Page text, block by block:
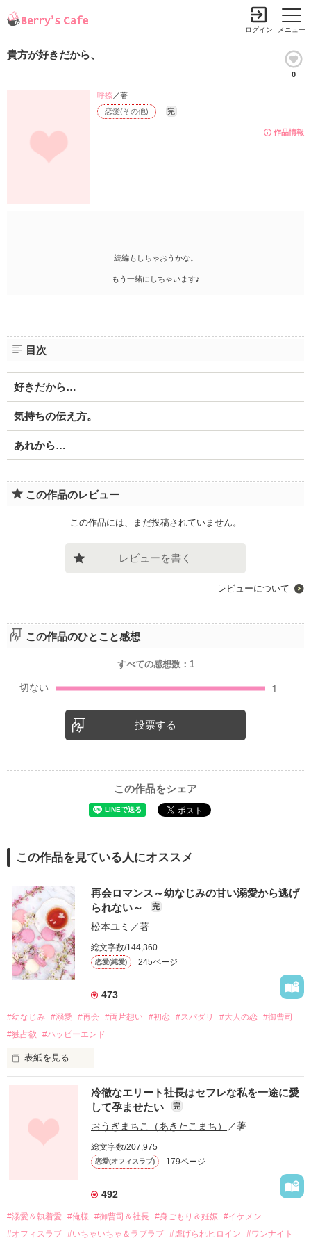
メニュー
ログイン
貴方が好きだから、
0
作品情報
恋愛(その他) 完
呼捺／著
続編もしちゃおうかな。
もう一緒にしちゃいます♪
目次
好きだから…
気持ちの伝え方。
あれから…
この作品のレビュー
この作品には、まだ投稿されていません。
レビューを書く
レビューについて
この作品のひとこと感想
すべての感想数： 1
投票する
この作品をシェア
この作品を見ている人にオススメ
再会ロマンス～幼なじみの甘い溺愛から逃げ
られない～
完
松本ユミ ／著
総文字数/144,360
恋愛(純愛) 245ページ
473
#幼なじみ #溺愛 #再会 #両片想い #初恋 #スパダリ #大人の恋 #御曹司
#独占欲
#ハッピーエンド
表紙を見る
幼なじみの哲平に淡い恋心を抱いていた美桜。
しかし、ある出来事をきっかけに二人の関係は壊れてしまう。
関係修復もできないまま、美桜は両親の離婚によって
引っ越すことになり、哲平とも離れ離れになった。
それから約十二年後。
過去の傷から、二度と会いたくないと思っていた哲平に
運命のような再会を果たす。
冷徹なエリート社長はセフレな私を一途に愛
して孕ませたい
完
おうぎまちこ（あきたこまち） ／著
総文字数/207,975
恋愛(オフィスラブ) 179ページ
492
#溺愛＆執着愛 #俺様 #御曹司＆社長 #身ごもり＆妊娠 #イケメン
#オフィスラブ #いちゃいちゃ＆ラブラブ #虐げられヒロイン
#ワンナイト